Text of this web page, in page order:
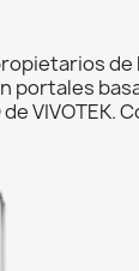
de
VIVOTEK.